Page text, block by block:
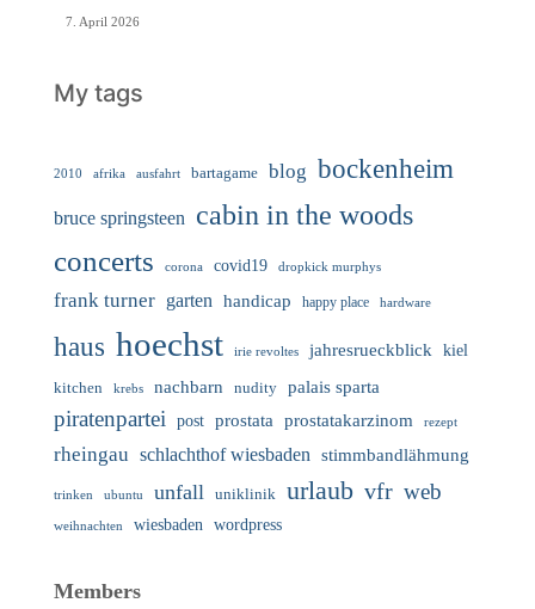
7. April 2026
My tags
2010 afrika ausfahrt bartagame blog bockenheim
bruce springsteen
cabin in the woods
concerts
corona covid19 dropkick murphys
frank turner garten handicap happy place hardware
haus hoechst irie revoltes jahresrueckblick kiel
kitchen krebs nachbarn nudity palais sparta
piratenpartei post prostata prostatakarzinom rezept
rheingau schlachthof wiesbaden stimmbandlähmung
trinken ubuntu unfall uniklinik urlaub vfr web
weihnachten wiesbaden wordpress
Members